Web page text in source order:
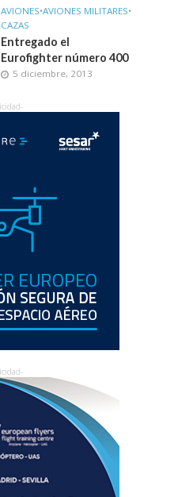
AVIONES•AVIONES MILITARES•
CAZAS
Entregado el
Eurofighter número 400
5 diciembre, 2013